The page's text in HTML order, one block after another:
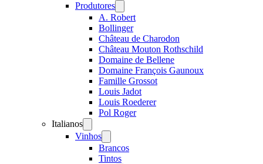
Produtores
menu
A. Robert
Bollinger
Château de Charodon
Château Mouton Rothschild
Domaine de Bellene
Domaine François Gaunoux
Famille Grossot
Louis Jadot
Louis Roederer
Pol Roger
Italianos
menu
Vinhos
menu
Brancos
Tintos